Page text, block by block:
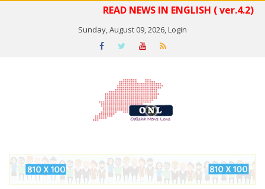
READ NEWS IN ENGLISH ( ver.4.2)
Sunday, August 09, 2026,Login